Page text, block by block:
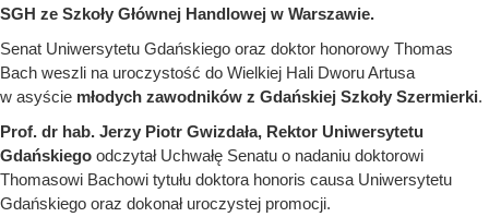
SGH ze Szkoły Głównej Handlowej w Warszawie.
Senat Uniwersytetu Gdańskiego oraz doktor honorowy Thomas
Bach weszli na uroczystość do Wielkiej Hali Dworu Artusa
w asyście młodych zawodników z Gdańskiej Szkoły Szermierki.
Prof. dr hab. Jerzy Piotr Gwizdała, Rektor Uniwersytetu
Gdańskiego odczytał Uchwałę Senatu o nadaniu doktorowi
Thomasowi Bachowi tytułu doktora honoris causa Uniwersytetu
Gdańskiego oraz dokonał uroczystej promocji.